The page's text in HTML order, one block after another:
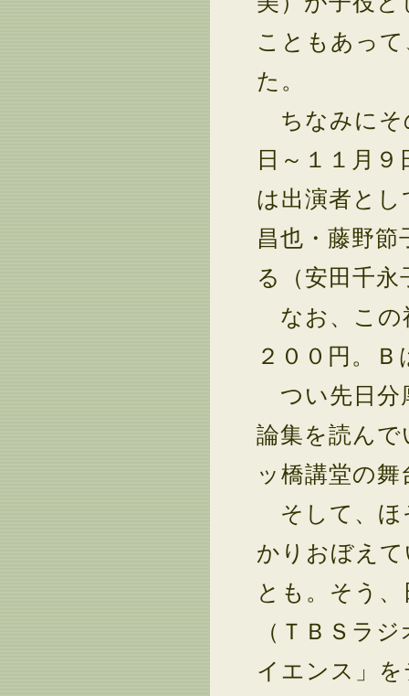
こともあっ
た。
ちなみにそ
日～１１月
は出演者とし
昌也・藤野
る（安田千
なお、この
２００円。
つい先日分
論集を読んで
ッ橋講堂の
そして、ほ
かりおぼえ
とも。そう
（ＴＢＳラ
イエンス」